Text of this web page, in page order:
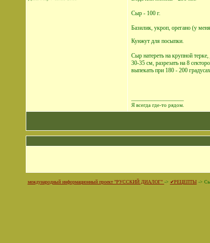
Сыр - 100 г.
Базилик, укроп, орегано (у
Кунжут для посыпки.
Сыр натереть на крупной
30-35 см, разрезать на 8
выпекать при 180 - 200
Я всегда где-то рядом.
международный информационный проект "РУССКИЙ ДИАЛОГ" -> ✔РЕЦЕПТЫ->